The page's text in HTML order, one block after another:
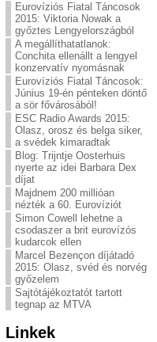
Eurovíziós Fiatal Táncosok
2015: Viktoria Nowak a
győztes Lengyelországból
A megállíthatatlanok:
Conchita ellenállt a lengyel
konzervatív nyomásnak
Eurovíziós Fiatal Táncosok:
Június 19-én pénteken döntő
a sör fővárosából!
ESC Radio Awards 2015:
Olasz, orosz és belga siker,
a svédek kimaradtak
Blog: Trijntje Oosterhuis
nyerte az idei Barbara Dex
díjat
Majdnem 200 millióan
nézték a 60. Eurovíziót
Simon Cowell lehetne a
csodaszer a brit eurovízós
kudarcok ellen
Marcel Bezençon díjátadó
2015: Olasz, svéd és norvég
győzelem
Sajtótájékoztatót tartott
tegnap az MTVA
Linkek